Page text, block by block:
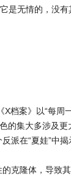
是无情的，没有
档案》以“每周
的集大多涉及
派在“夏娃”中揭
克隆体，导致